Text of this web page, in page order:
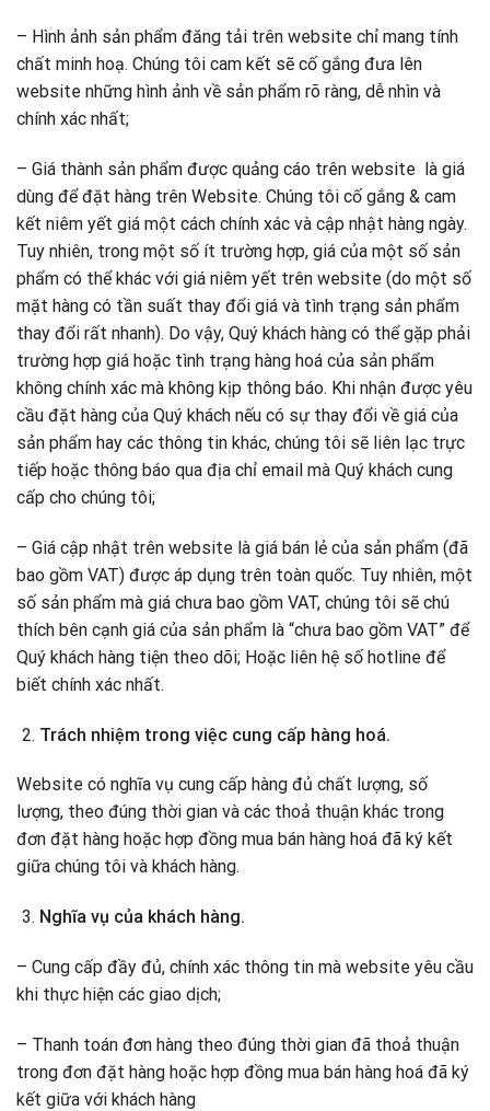
– Hình ảnh sản phẩm đăng tải trên website chỉ mang tính
chất minh hoạ. Chúng tôi cam kết sẽ cố gắng đưa lên
website những hình ảnh về sản phẩm rõ ràng, dễ nhìn và
chính xác nhất;
– Giá thành sản phẩm được quảng cáo trên website là giá
dùng để đặt hàng trên Website. Chúng tôi cố gắng & cam
kết niêm yết giá một cách chính xác và cập nhật hàng ngày.
Tuy nhiên, trong một số ít trường hợp, giá của một số sản
phẩm có thể khác với giá niêm yết trên website (do một số
mặt hàng có tần suất thay đổi giá và tình trạng sản phẩm
thay đổi rất nhanh). Do vậy, Quý khách hàng có thể gặp phải
trường hợp giá hoặc tình trạng hàng hoá của sản phẩm
không chính xác mà không kịp thông báo. Khi nhận được yêu
cầu đặt hàng của Quý khách nếu có sự thay đổi về giá của
sản phẩm hay các thông tin khác, chúng tôi sẽ liên lạc trực
tiếp hoặc thông báo qua địa chỉ email mà Quý khách cung
cấp cho chúng tôi;
– Giá cập nhật trên website là giá bán lẻ của sản phẩm (đã
bao gồm VAT) được áp dụng trên toàn quốc. Tuy nhiên, một
số sản phẩm mà giá chưa bao gồm VAT, chúng tôi sẽ chú
thích bên cạnh giá của sản phẩm là “chưa bao gồm VAT” để
Quý khách hàng tiện theo dõi; Hoặc liên hệ số hotline để
biết chính xác nhất.
Trách nhiệm trong việc cung cấp hàng hoá.
Website có nghĩa vụ cung cấp hàng đủ chất lượng, số
lượng, theo đúng thời gian và các thoả thuận khác trong
đơn đặt hàng hoặc hợp đồng mua bán hàng hoá đã ký kết
giữa chúng tôi và khách hàng.
Nghĩa vụ của khách hàng.
– Cung cấp đầy đủ, chính xác thông tin mà website yêu cầu
khi thực hiện các giao dịch;
– Thanh toán đơn hàng theo đúng thời gian đã thoả thuận
trong đơn đặt hàng hoặc hợp đồng mua bán hàng hoá đã ký
kết giữa với khách hàng